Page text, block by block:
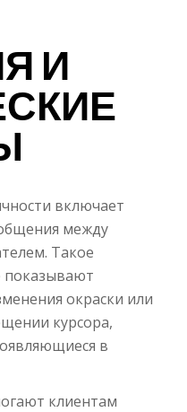
И
включает
между
Такое
окраски или
курсора,
в
клиентам